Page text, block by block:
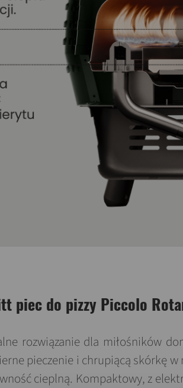
piec do pizzy Piccolo
rozwiązanie dla miłośników
pieczenie i chrupiącą skórkę
cieplną. Kompaktowy, z